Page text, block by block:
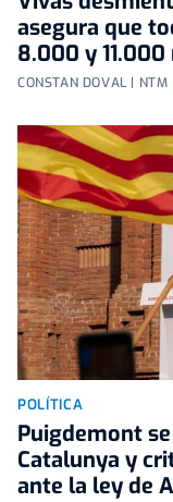
asegura que
8.000 y
CONSTAN DOVAL | NTM
POLÍTICA
Puigdemont
Catalunya y
ante la ley de